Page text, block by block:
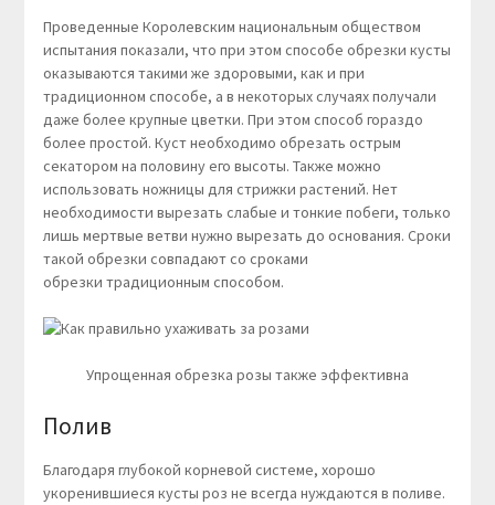
Проведенные Королевским национальным обществом
испытания показали, что при этом способе обрезки кусты
оказываются такими же здоровыми, как и при
традиционном способе, а в некоторых случаях получали
даже более крупные цветки. При этом способ гораздо
более простой. Куст необходимо обрезать острым
секатором на половину его высоты. Также можно
использовать ножницы для стрижки растений. Нет
необходимости вырезать слабые и тонкие побеги, только
лишь мертвые ветви нужно вырезать до основания. Сроки
такой обрезки совпадают со сроками
обрезки традиционным способом.
Упрощенная обрезка розы также эффективна
Полив
Благодаря глубокой корневой системе, хорошо
укоренившиеся кусты роз не всегда нуждаются в поливе.